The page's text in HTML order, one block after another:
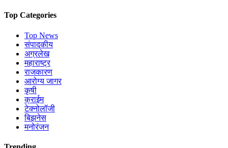
Top Categories
Top News
संपादकीय
अग्रलेख
महाराष्ट्र
राजकारण
आरोग्य जागर
कृषी
क्राईम
टेक्नोलॉजी
बिझनेस
मनोरंजन